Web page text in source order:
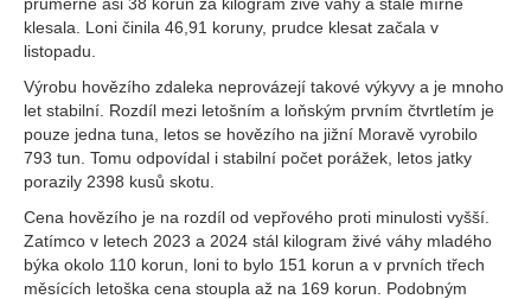
klesala. Loni činila 46,91 koruny, prudce klesat začala v
listopadu.
Výrobu hovězího zdaleka neprovázejí takové výkyvy a je mnoho
let stabilní. Rozdíl mezi letošním a loňským prvním čtvrtletím je
pouze jedna tuna, letos se hovězího na jižní Moravě vyrobilo
793 tun. Tomu odpovídal i stabilní počet porážek, letos jatky
porazily 2398 kusů skotu.
Cena hovězího je na rozdíl od vepřového proti minulosti vyšší.
Zatímco v letech 2023 a 2024 stál kilogram živé váhy mladého
býka okolo 110 korun, loni to bylo 151 korun a v prvních třech
měsících letoška cena stoupla až na 169 korun. Podobným